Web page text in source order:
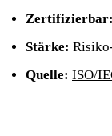
Zertifizierbar:
Stärke:
Quelle: ISO/